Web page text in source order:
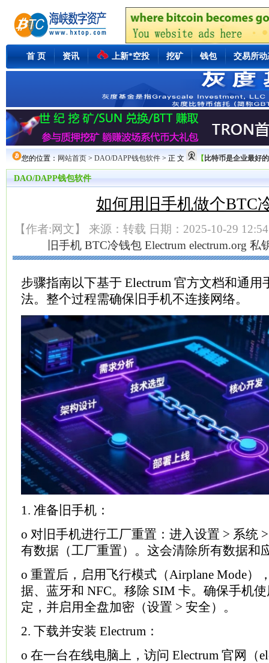
首 页 资讯 上新*空投 挖矿 钱包 交易所动
您的位置： 网站首页 > DAO/DAPP钱包软件 > 正 文 【 比特币是企业最好
DAO/DAPP钱包软件
如何用旧手机做个BTC
【作者:网文】 来源：转载 日期：2025-10-29
旧手机 BTC冷钱包 Electrum electrum.org 私
步骤指南以下基于 Electrum 官方文档和通用
法。整个过程需确保旧手机不连接网络。
1. 准备旧手机：
o 对旧手机进行工厂重置：进入设置 > 系统
有数据（工厂重置）。这会清除所有数据和
o 重置后，启用飞行模式（Airplane Mode）
据、蓝牙和 NFC。移除 SIM 卡。确保手机
定，并启用全盘加密（设置 > 安全）。
2. 下载并安装 Electrum ：
o 在一台在线电脑上，访问 Electrum 官网（